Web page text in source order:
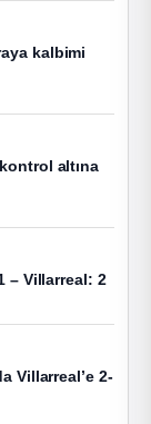
kalbimi
altına
– Villarreal: 2
Villarreal’e 2-